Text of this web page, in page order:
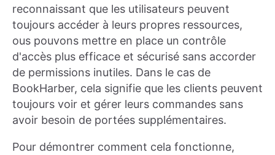
reconnaissant que les utilisateurs peuvent
toujours accéder à leurs propres ressources,
ous pouvons mettre en place un contrôle
d'accès plus efficace et sécurisé sans accorder
de permissions inutiles. Dans le cas de
BookHarber, cela signifie que les clients peuvent
toujours voir et gérer leurs commandes sans
avoir besoin de portées supplémentaires.
Pour démontrer comment cela fonctionne,